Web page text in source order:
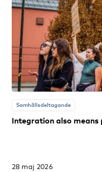
Samhällsdeltagande
Integration also
28 maj 2026